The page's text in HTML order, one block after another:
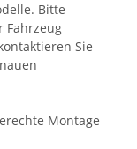
Bitte
Fahrzeug
Sie
Montage